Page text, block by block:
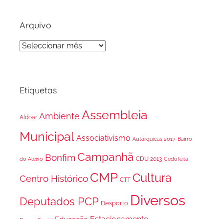
Arquivo
Arquivo
Etiquetas
Aldoar Ambiente Assembleia
Municipal Associativismo Autárquicas 2017 Bairro
do Aleixo Bonfim Campanhã CDU 2013 Cedofeita
Centro Histórico CMP CTT Cultura
Deputados PCP Desporto Diversos